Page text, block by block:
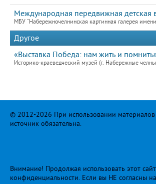
Международная передвижная детская
МБУ "Набережночелнинская картинная галерея
Другое
«Выставка Победа: нам жить и
Историко-краеведческий музей (г. Набережные
© 2012-2026 При использовании материалов
источник обязательна.
Внимание! Продолжая использовать этот
конфиденциальности. Если вы НЕ согласны